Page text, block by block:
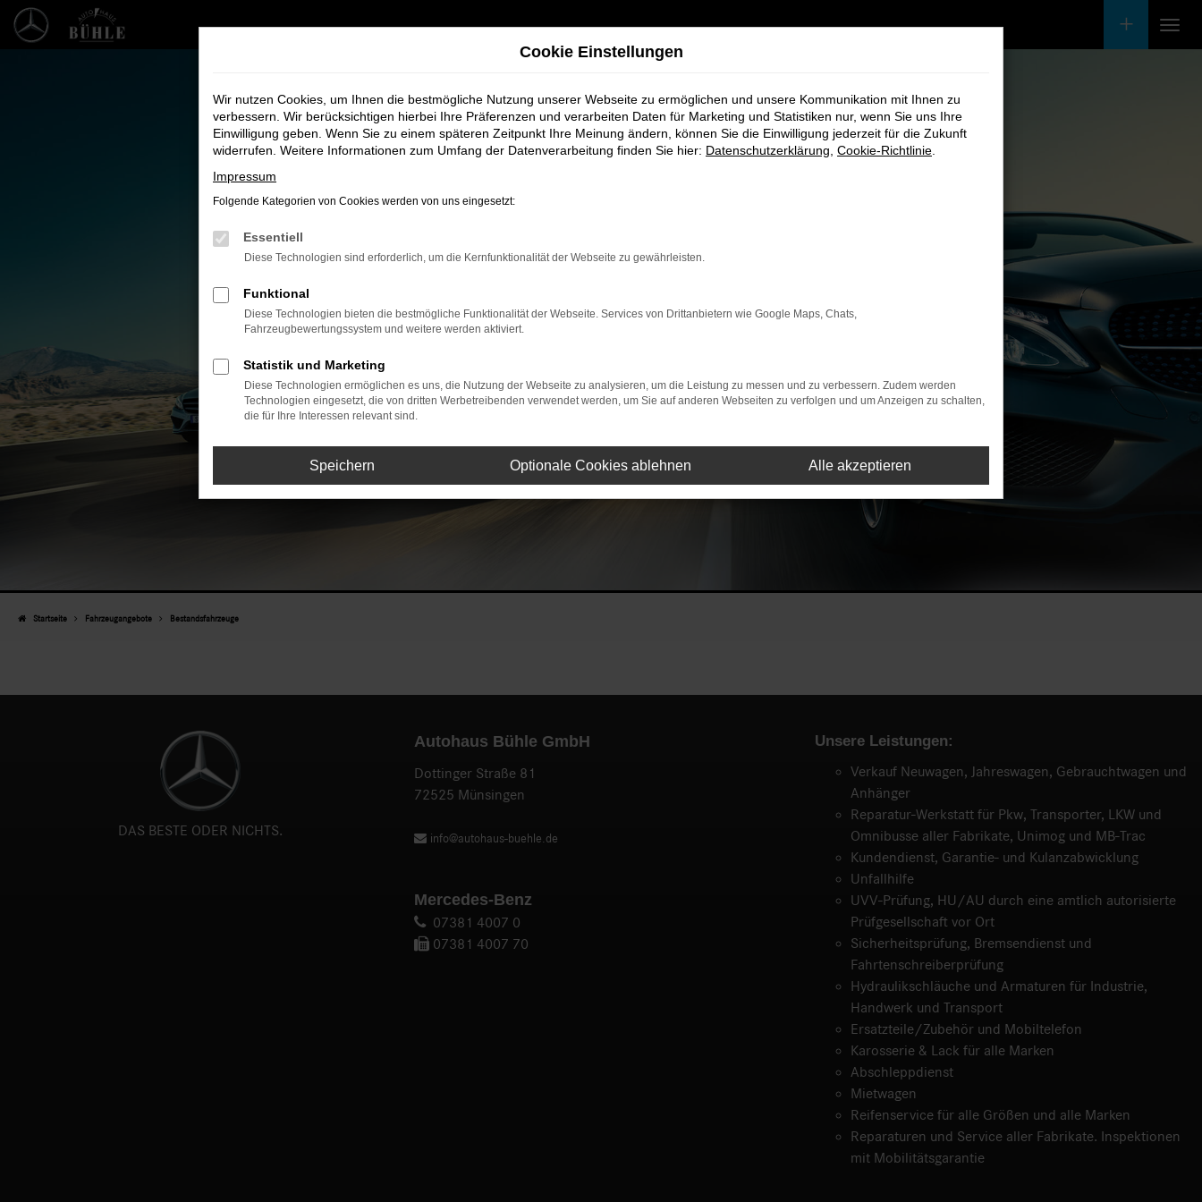
Zum
Unsere Fahrzeugangebote
Bei uns finden Sie bestimmt Ihren Nächsten
Startseite Fahrzeugangebote Bestandsfahrzeuge
DAS BESTE ODER NICHTS.
Autohaus Bühle GmbH
Dottinger Straße 81
72525 Münsingen
info@autohaus-buehle.de
Mercedes-Benz
07381 4007 0
07381 4007 70
Unsere Leistungen:
Verkauf Neuwagen, Jahreswagen, Gebrauchtwagen und
Anhänger
Reparatur-Werkstatt für Pkw, Transporter, LKW und
Omnibusse aller Fabrikate, Unimog und MB-Trac
Kundendienst, Garantie- und Kulanzabwicklung
Unfallhilfe
UVV-Prüfung, HU/AU durch eine amtlich autorisierte
Prüfgesellschaft vor Ort
Sicherheitsprüfung, Bremsendienst und
Fahrtenschreiberprüfung
Hydraulikschläuche und Armaturen für Industrie,
Handwerk und Transport
Ersatzteile/Zubehör und Mobiltelefon
Karosserie & Lack für alle Marken
Abschleppdienst
Mietwagen
Reifenservice für alle Größen und alle Marken
Reparaturen und Service aller Fabrikate. Inspektionen
mit Mobilitätsgarantie
Cookie Einstellungen
Wir nutzen Cookies, um Ihnen die bestmögliche Nutzung unserer Webseite zu ermöglichen und unsere Kommunikation mit Ihnen zu
verbessern. Wir berücksichtigen hierbei Ihre Präferenzen und verarbeiten Daten für Marketing und Statistiken nur, wenn Sie uns Ihre
Einwilligung geben. Wenn Sie zu einem späteren Zeitpunkt Ihre Meinung ändern, können Sie die Einwilligung jederzeit für die Zukunft
widerrufen. Weitere Informationen zum Umfang der Datenverarbeitung finden Sie hier: Datenschutzerklärung Cookie-Richtlinie
Impressum
Folgende Kategorien von Cookies werden von uns eingesetzt:
Essentiell
Diese Technologien sind erforderlich, um die Kernfunktionalität der Webseite zu gewährleisten.
Funktional
Diese Technologien bieten die bestmögliche Funktionalität der Webseite. Services von Drittanbietern wie Google Maps, Chats,
Fahrzeugbewertungssystem und weitere werden aktiviert.
Statistik und Marketing
Diese Technologien ermöglichen es uns, die Nutzung der Webseite zu analysieren, um die Leistung zu messen und zu verbessern. Zudem werden
Technologien eingesetzt, die von dritten Werbetreibenden verwendet werden, um Sie auf anderen Webseiten zu verfolgen und um Anzeigen zu schalten,
die für Ihre Interessen relevant sind.
Speichern Optionale Cookies ablehnen Alle akzeptieren